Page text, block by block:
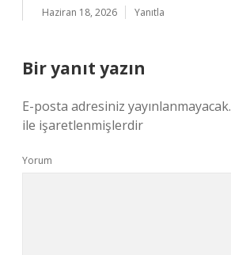
Haziran 18, 2026 Yanıtla
Bir yanıt yazın
E-posta adresiniz yayınlanmayacak.
ile işaretlenmişlerdir
Yorum